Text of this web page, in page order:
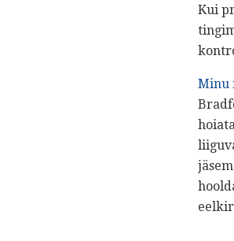
Kui
Minu